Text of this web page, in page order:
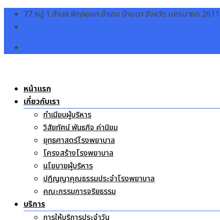
Skip 77 หมู่ 1 ตำบล พิกุลออก อำเภอ บ้านนา จังหวัด นครนายก
หน้าแรก
เกี่ยวกับเรา
ทำเนียบผู้บริหาร
วิสัยทัศน์ พันธกิจ ค่านิยม
ยุทธศาสตร์โรงพยาบาล
โครงสร้างโรงพยาบาล
นโยบายผู้บริหาร
ปฏิญญาคุณธรรมประจำโรงพยาบาล
คณะกรรมการจริยธรรม
บริการ
การให้บริการประจำวัน